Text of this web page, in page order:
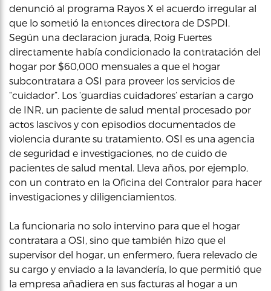
denunció al programa Rayos X el acuerdo irregular al
que lo sometió la entonces directora de DSPDI.
Según una declaracion jurada, Roig Fuertes
directamente había condicionado la contratación del
hogar por $60,000 mensuales a que el hogar
subcontratara a OSI para proveer los servicios de
“cuidador”. Los ‘guardias cuidadores’ estarían a cargo
de INR, un paciente de salud mental procesado por
actos lascivos y con episodios documentados de
violencia durante su tratamiento. OSI es una agencia
de seguridad e investigaciones, no de cuido de
pacientes de salud mental. Lleva años, por ejemplo,
con un contrato en la Oficina del Contralor para hacer
investigaciones y diligenciamientos.
La funcionaria no solo intervino para que el hogar
contratara a OSI, sino que también hizo que el
supervisor del hogar, un enfermero, fuera relevado de
su cargo y enviado a la lavandería, lo que permitió que
la empresa añadiera en sus facturas al hogar a un